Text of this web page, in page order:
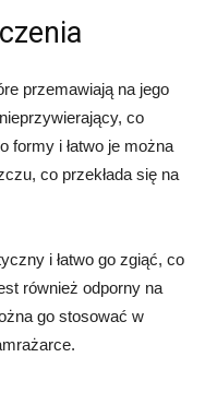
przemawiają na jego
co
formy i łatwo je można
co przekłada się na
i łatwo go zgiąć, co
również odporny na
go stosować w